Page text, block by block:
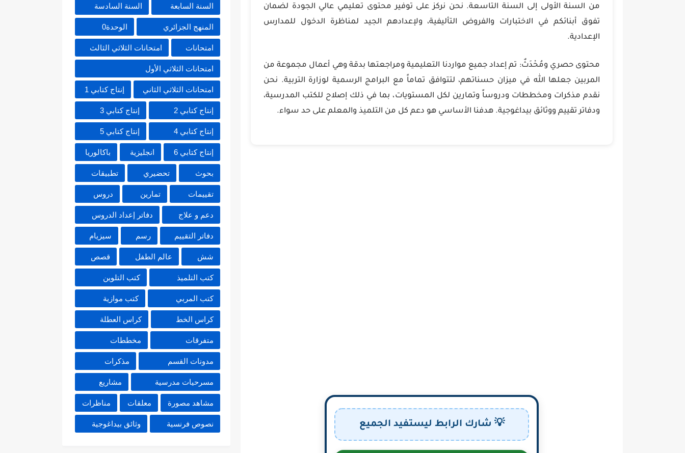
من السنة الأولى إلى السنة التاسعة. نحن نركز على توفير محتوى تعليمي عالي الجودة لضمان
تفوق أبنائكم في الاختبارات والفروض التأليفية، ولإعدادهم الجيد لمناظرة الدخول للمدارس
الإعدادية.
محتوى حصري ومُحْدَثٌ: تم إعداد جميع مواردنا التعليمية ومراجعتها بدقة وهي أعمال مجموعة من
المربين جعلها الله في ميزان حسناتهم، لتتوافق تماماً مع البرامج الرسمية لوزارة التربية. نحن
نقدم مذكرات ومخططات ودروساً وتمارين لكل المستويات، بما في ذلك إصلاح للكتب المدرسية،
ودفاتر تقييم ووثائق بيداغوجية. هدفنا الأساسي هو دعم كل من التلميذ والمعلم على حد سواء.
💡 شارك الرابط ليستفيد الجميع
السنة السابعة السنة السادسة
المنهج الجزائري الوحدة0
امتحانات امتحانات الثلاثي الثالث
امتحانات الثلاثي الأول
امتحانات الثلاثي الثاني إنتاج كتابي 1
إنتاج كتابي 2 إنتاج كتابي 3
إنتاج كتابي 4 إنتاج كتابي 5
إنتاج كتابي 6 انجليزية باكالوريا
بحوث تحضيري تطبيقات
تقييمات تمارين دروس
دعم و علاج دفاتر إعداد الدروس
دفاتر التقييم رسم سيزيام
شش عالم الطفل قصص
كتب التلميذ كتب التلوين
كتب المربي كتب موازية
كراس الخط كراس العطلة
متفرقات مخططات
مدونات القسم مذكرات
مسرحيات مدرسية مشاريع
مشاهد مصورة معلقات مناظرات
نصوص فرنسية وثائق بيداغوجية